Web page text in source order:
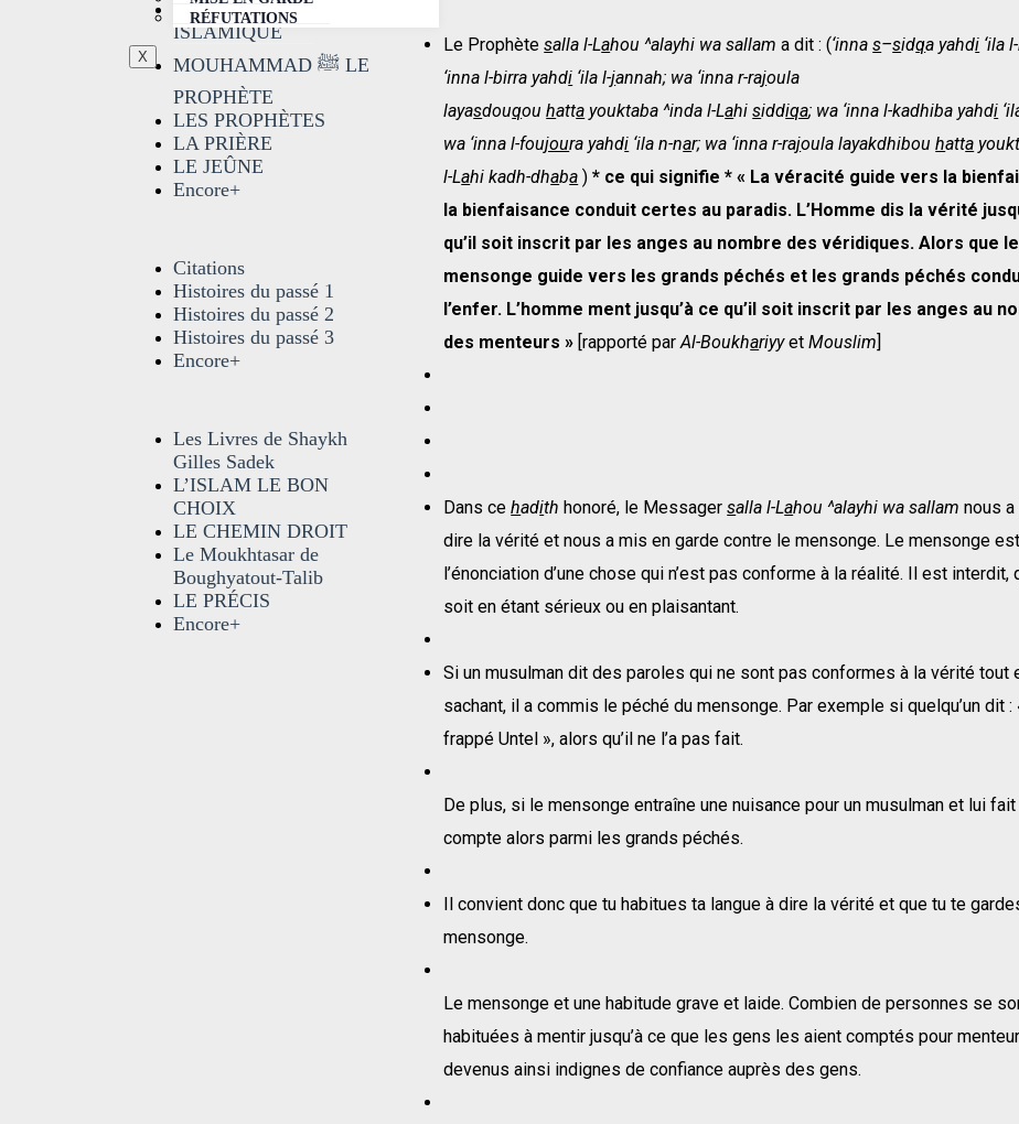
RÉFUTATIONS
X
LA CROYANCE
ISLAMIQUE
MOUHAMMAD ﷺ LE
PROPHÈTE
LES PROPHÈTES
LA PRIÈRE
LE JEÛNE
Encore+
Citations
Histoires du passé 1
Histoires du passé 2
Histoires du passé 3
Encore+
Les Livres de Shaykh
Gilles Sadek
L’ISLAM LE BON
CHOIX
LE CHEMIN DROIT
Le Moukhtasar de
Boughyatout-Talib
LE PRÉCIS
Encore+
Le Prophètesalla l-Lahou ^alayhi wa sallam a dit : (‘innas–sidqa yahdi ‘ila
‘inna l-birra yahdi ‘ila l-jannah; wa ‘inna r-rajoula
layasdouqouhatta youktaba ^inda l-Lahisiddiqa; wa ‘inna l-kadhiba yahdi
wa ‘inna l-foujoura yahdi ‘ila n-nar; wa ‘inna r-rajoula layakdhibouhatta
l-Lahi kadh-dhaba )* ce qui signifie * « La véracité guide vers la
la bienfaisance conduit certes au paradis. L’Homme dis la vérité
qu’il soit inscrit par les anges au nombre des véridiques. Alors que le
mensonge guide vers les grands péchés et les grands péchés
l’enfer. L’homme ment jusqu’à ce qu’il soit inscrit par les anges au
des menteurs » [rapporté parAl-BoukhariyyetMouslim]
Dans cehadith honoré, le Messagersalla l-Lahou ^alayhi wa sallam nous
dire la vérité et nous a mis en garde contre le mensonge. Le mensonge est
l’énonciation d’une chose qui n’est pas conforme à la réalité. Il est interdit,
soit en étant sérieux ou en plaisantant.
Si un musulman dit des paroles qui ne sont pas conformes à la vérité tout
sachant, il a commis le péché du mensonge. Par exemple si quelqu’un dit :
frappé Untel », alors qu’il ne l’a pas fait.
De plus, si le mensonge entraîne une nuisance pour un musulman et lui
compte alors parmi les grands péchés.
Il convient donc que tu habitues ta langue à dire la vérité et que tu te
mensonge.
Le mensonge et une habitude grave et laide. Combien de personnes se
habituées à mentir jusqu’à ce que les gens les aient comptés pour
devenus ainsi indignes de confiance auprès des gens.